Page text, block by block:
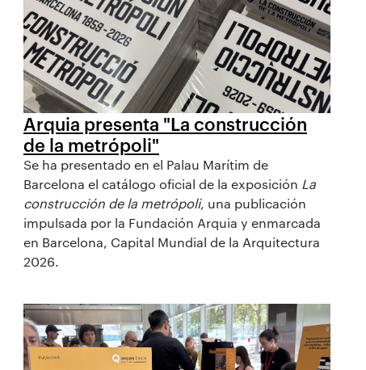
Arquia presenta "La construcción
de la metrópoli"
Se ha presentado en el Palau Marítim de
Barcelona el catálogo oficial de la exposición La
construcción de la metrópoli, una publicación
impulsada por la Fundación Arquia y enmarcada
en Barcelona, Capital Mundial de la Arquitectura
2026.